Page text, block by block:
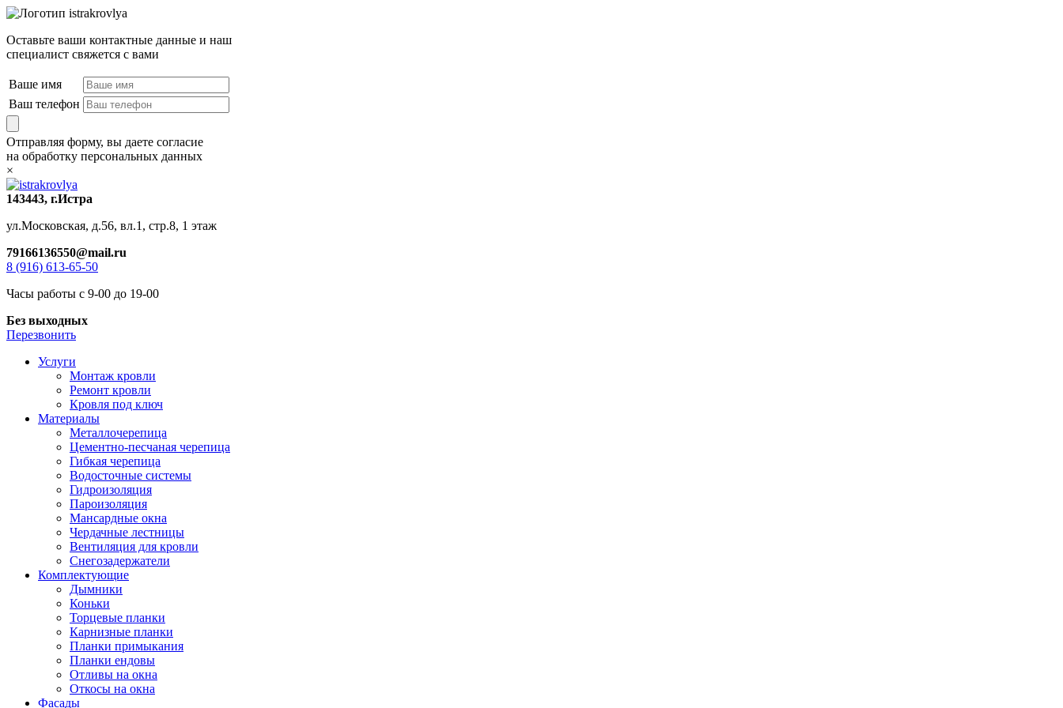
Оставьте ваши контактные данные и наш
специалист свяжется с вами
Ваше имя
Ваш телефон
Отправляя форму, вы даете согласие
на обработку персональных данных
×
143443, г.Истра
ул.Московская, д.56, вл.1, стр.8, 1 этаж
79166136550@mail.ru
8 (916) 613-65-50
Часы работы с 9-00 до 19-00
Без выходных
Перезвонить
Услуги
Монтаж кровли
Ремонт кровли
Кровля под ключ
Материалы
Металлочерепица
Цементно-песчаная черепица
Гибкая черепица
Водосточные системы
Гидроизоляция
Пароизоляция
Мансардные окна
Чердачные лестницы
Вентиляция для кровли
Снегозадержатели
Комплектующие
Дымники
Коньки
Торцевые планки
Карнизные планки
Планки примыкания
Планки ендовы
Отливы на окна
Откосы на окна
Фасады